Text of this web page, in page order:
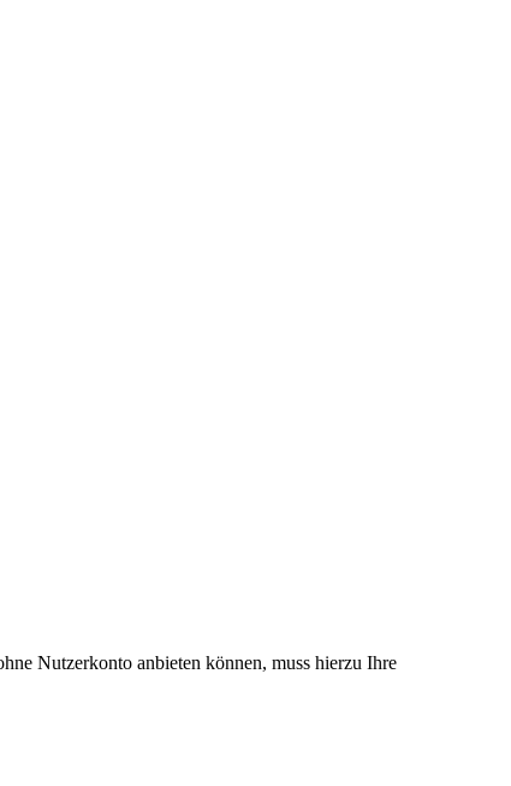
Nutzerkonto anbieten können, muss hierzu Ihre